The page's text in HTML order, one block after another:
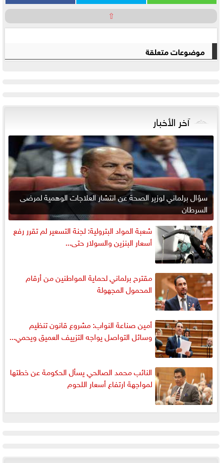
⇧
موضوعات متعلقة
آخر الأخبار
سؤال برلماني لوزير الصحة عن انتشار العلاجات الوهمية لمرضى
السرطان
شعبة المواد البترولية: لجنة التسعير لم تقرر رفع
أسعار البنزين والسولار حتى...
مقترح برلماني لحماية المواطنين من أرقام
المحمول المجهولة
أمين صناعة النواب: مشروع قانون تنظيم
وسائل التواصل يواجه التزييف العميق ويحمي...
النائب محمد الصالحي يسأل الحكومة عن خطتها
لمواجهة ارتفاع أسعار اللحوم